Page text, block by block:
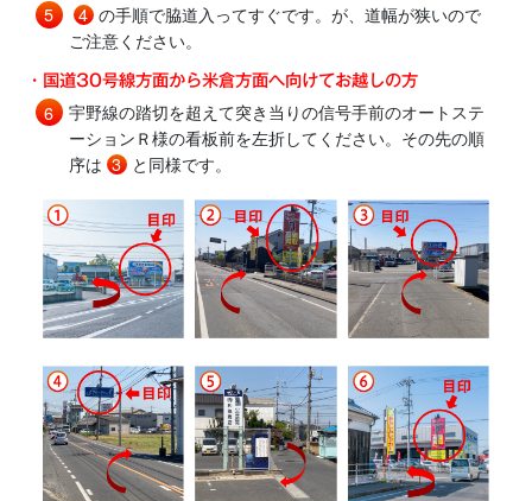
4 の手順で脇道入ってすぐです。が、道幅が狭いので
ご注意ください。
・国道30号線方面から米倉方面へ向けてお越しの方
宇野線の踏切を超えて突き当りの信号手前のオートステ
ーションＲ様の看板前を左折してください。その先の順
序は 3 と同様です。